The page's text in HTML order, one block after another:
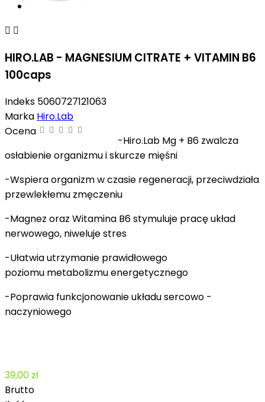
 
HIRO.LAB - MAGNESIUM CITRATE + VITAMIN B6
100caps
Indeks 5060727121063
Marka Hiro.Lab
Ocena
-Hiro.Lab Mg + B6 zwalcza
osłabienie organizmu i skurcze mięśni
-Wspiera organizm w czasie regeneracji, przeciwdziała
przewlekłemu zmęczeniu
-Magnez oraz Witamina B6 stymuluje pracę układ
nerwowego, niweluje stres
-Ułatwia utrzymanie prawidłowego
poziomu metabolizmu energetycznego
-Poprawia funkcjonowanie układu sercowo -
naczyniowego
39,00 zł
Brutto